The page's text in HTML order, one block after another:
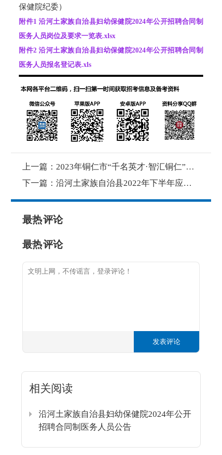
保健院纪委）
附件1 沿河土家族自治县妇幼保健院2024年公开招聘合同制
医务人员岗位及要求一览表.xlsx
附件2 沿河土家族自治县妇幼保健院2024年公开招聘合同制
医务人员报名登记表.xls
上一篇： 2023年铜仁市“千名英才·智汇铜仁”事业单位引才市直拟聘用人员公示（第五批）
下一篇： 沿河土家族自治县2022年下半年应征入伍大学毕业生服役期满退役聘用为事业单位工作 人员拟聘用公示
最热评论
最热评论
发表评论
相关阅读
沿河土家族自治县妇幼保健院2024年公开
招聘合同制医务人员公告